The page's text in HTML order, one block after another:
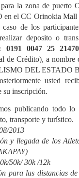
la zona de puerto
en el CC Orinokia Mall
de los
deposito o
0191 0047 25
de Crédito), a
DEL ESTADO
usted
su inscripción.
publicando todo
transporte y turístico.
2013
y llegada de los
50k/ 30k /12k
para las distancias